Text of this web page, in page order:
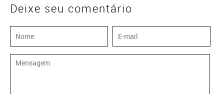
Deixe seu comentário